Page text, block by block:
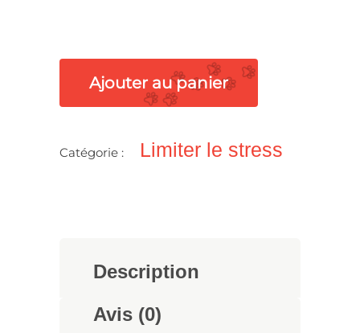
Ajouter au panier
Catégorie : Limiter le stress
Description
Avis (0)